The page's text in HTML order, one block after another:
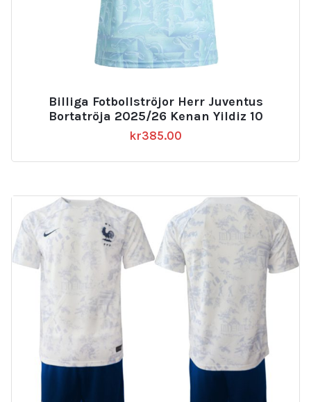
Billiga Fotbollströjor Herr Juventus
Bortatröja 2025/26 Kenan Yildiz 10
kr385.00